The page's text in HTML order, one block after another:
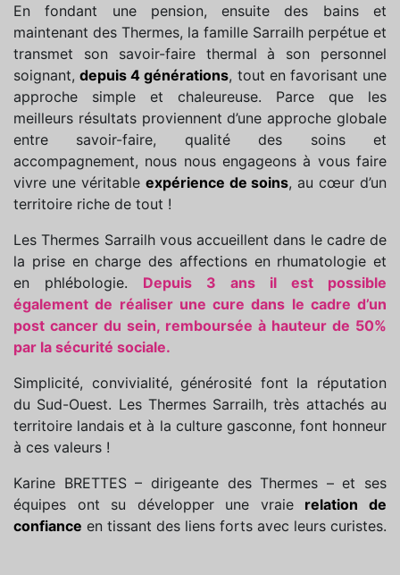
En fondant une pension, ensuite des bains et
maintenant des Thermes, la famille Sarrailh perpétue et
transmet son savoir-faire thermal à son personnel
soignant,depuis 4 générations, tout en favorisant une
approche simple et chaleureuse. Parce que les
meilleurs résultats proviennent d’une approche globale
entre savoir-faire, qualité des soins et
accompagnement, nous nous engageons à vous faire
vivre une véritable expérience de soins, au cœur d’un
territoire riche de tout !
Les Thermes Sarrailh vous accueillent dans le cadre de
la prise en charge des affections en rhumatologie et
en phlébologie. Depuis 3 ans il est possible
également de réaliser une cure dans le cadre d’un
post cancer du sein, remboursée à hauteur de 50%
par la sécurité sociale.
Simplicité, convivialité, générosité font la réputation
du Sud-Ouest. Les Thermes Sarrailh, très attachés au
territoire landais et à la culture gasconne, font honneur
à ces valeurs !
Karine BRETTES – dirigeante des Thermes – et ses
équipes ont su développer une vraie relation de
confiance en tissant des liens forts avec leurs curistes.